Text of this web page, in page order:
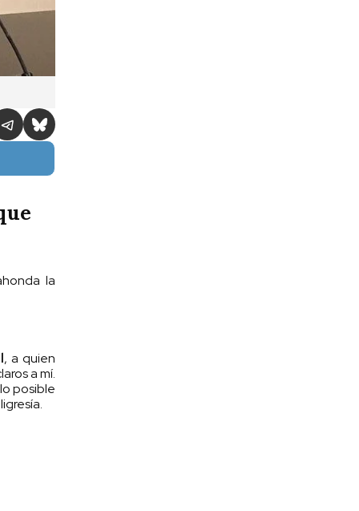
la
, a quien
a mí.
posible